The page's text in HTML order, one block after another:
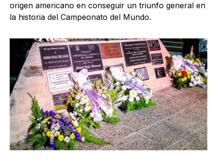
origen americano en conseguir un triunfo general en
la historia del Campeonato del Mundo.